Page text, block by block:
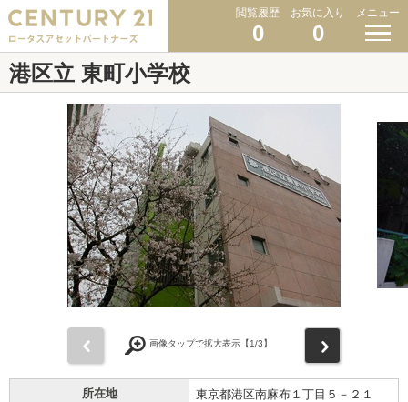
閲覧履歴
0
お気に入り
0
メニュー
港区立 東町小学校
画像タップで拡大表示【1/3】
所在地 東京都港区南麻布１丁目５－２１